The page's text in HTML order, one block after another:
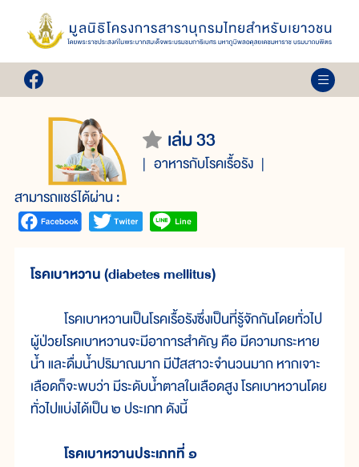
เล่ม 33
อาหารกับโรคเรื้อรัง
สามารถแชร์ได้ผ่าน :
โรคเบาหวาน (diabetes mellitus)
โรคเบาหวานเป็นโรคเรื้อรังซึ่งเป็นที่รู้จักกันโดยทั่วไป
ผู้ป่วยโรคเบาหวานจะมีอาการสำคัญ คือ มีความกระหาย
น้ำ และดื่มน้ำปริมาณมาก มีปัสสาวะจำนวนมาก หากเจาะ
เลือดก็จะพบว่า มีระดับน้ำตาลในเลือดสูง โรคเบาหวานโดย
ทั่วไปแบ่งได้เป็น ๒ ประเภท ดังนี้
โรคเบาหวานประเภทที่ ๑